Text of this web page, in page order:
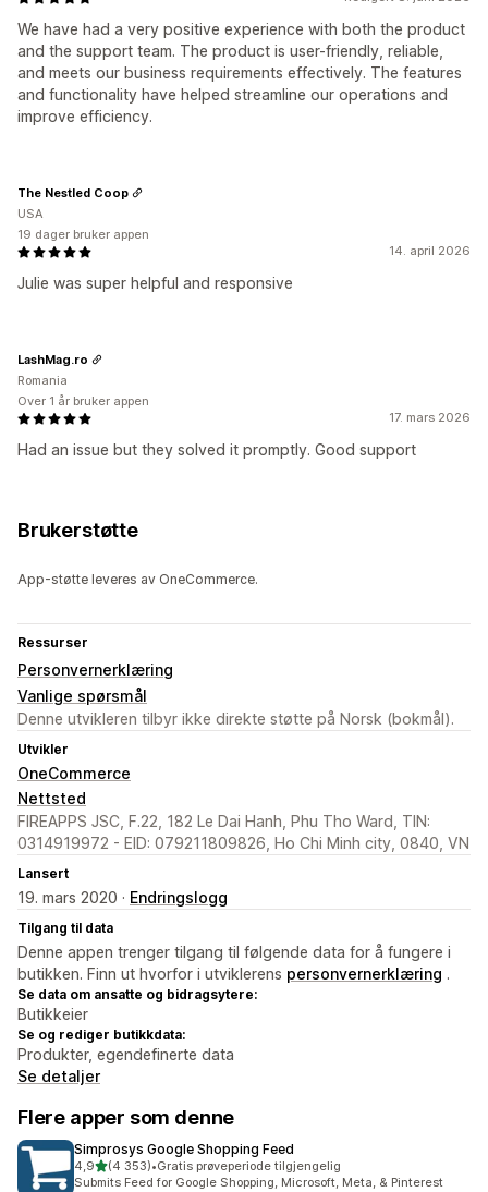
We have had a very positive experience with both the product
and the support team. The product is user-friendly, reliable,
and meets our business requirements effectively. The features
and functionality have helped streamline our operations and
improve efficiency.
14. april 2026
Julie was super helpful and responsive
The Nestled Coop
USA
19 dager bruker appen
17. mars 2026
Had an issue but they solved it promptly. Good support
LashMag.ro
Romania
Over 1 år bruker appen
Brukerstøtte
App-støtte leveres av OneCommerce.
Ressurser
Personvernerklæring
Vanlige spørsmål
Denne utvikleren tilbyr ikke direkte støtte på Norsk (bokmål).
Utvikler
OneCommerce
Nettsted
FIREAPPS JSC, F.22, 182 Le Dai Hanh, Phu Tho Ward, TIN:
0314919972 - EID: 079211809826, Ho Chi Minh city, 0840, VN
Lansert
19. mars 2020 · Endringslogg
Tilgang til data
Denne appen trenger tilgang til følgende data for å fungere i
butikken. Finn ut hvorfor i utviklerens personvernerklæring .
Se data om ansatte og bidragsytere:
Butikkeier
Se og rediger butikkdata:
Produkter, egendefinerte data
Se detaljer
Flere apper som denne
Simprosys Google Shopping Feed
4,9av 5 stjerner
(4 353)
Totalt 4353 omtaler
•Gratis prøveperiode tilgjengelig
Submits Feed for Google Shopping, Microsoft, Meta, & Pinterest